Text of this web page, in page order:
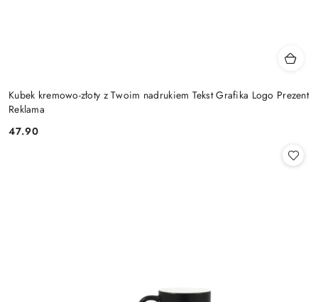
Kubek kremowo-złoty z Twoim nadrukiem Tekst Grafika Logo Prezent
Reklama
Cena:
47.90